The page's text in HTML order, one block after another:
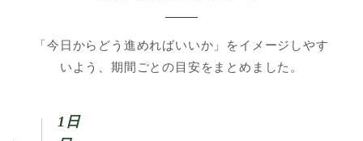
「今日からどう進めればいいか」をイメージしやす
いよう、期間ごとの目安をまとめました。
1日